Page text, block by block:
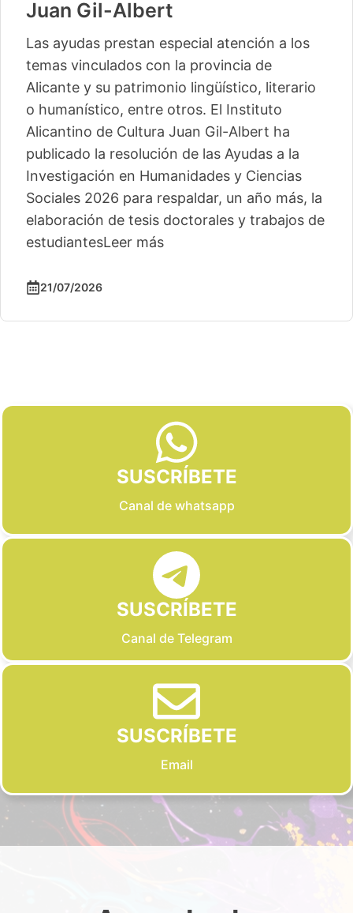
Juan Gil-Albert
Las ayudas prestan especial atención a los
temas vinculados con la provincia de
Alicante y su patrimonio lingüístico, literario
o humanístico, entre otros. El Instituto
Alicantino de Cultura Juan Gil-Albert ha
publicado la resolución de las Ayudas a la
Investigación en Humanidades y Ciencias
Sociales 2026 para respaldar, un año más, la
elaboración de tesis doctorales y trabajos de
estudiantesLeer más
21/07/2026
SUSCRÍBETE
Canal de whatsapp
SUSCRÍBETE
Canal de Telegram
SUSCRÍBETE
Email